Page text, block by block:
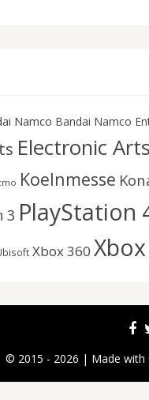
Namco Bandai Namco
Electronic
Koelnmesse
3 PlayStation
Xbox 360
© 2015 - 2026 | Made